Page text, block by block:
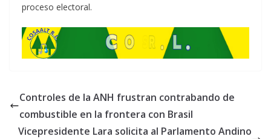
proceso electoral.
Controles de la ANH frustran contrabando de
combustible en la frontera con Brasil
Vicepresidente Lara solicita al Parlamento Andino